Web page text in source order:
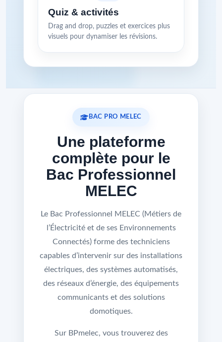
Quiz & activités
Drag and drop, puzzles et exercices plus
visuels pour dynamiser les révisions.
BAC PRO MELEC
Une plateforme
complète pour le
Bac Professionnel
MELEC
Le Bac Professionnel MELEC (Métiers de
l’Électricité et de ses Environnements
Connectés) forme des techniciens
capables d’intervenir sur des installations
électriques, des systèmes automatisés,
des réseaux d’énergie, des équipements
communicants et des solutions
domotiques.
Sur BPmelec, vous trouverez des